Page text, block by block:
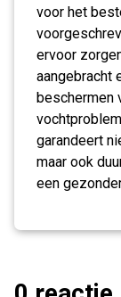
voor het
ervoor
aangebracht
beschermen
garandeert
maar ook
een